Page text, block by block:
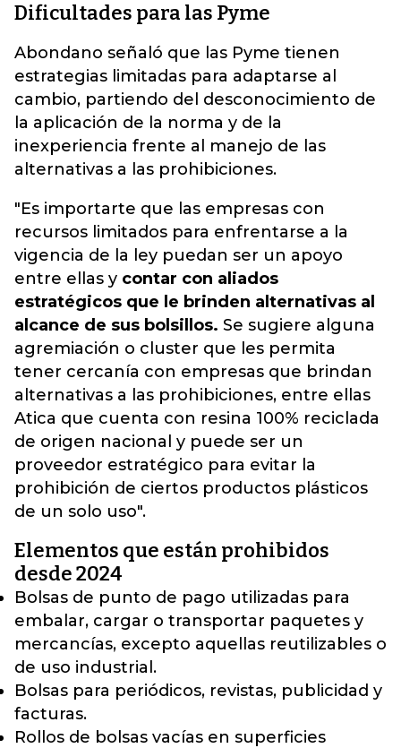
Dificultades para las Pyme
Abondano señaló que las Pyme tienen
estrategias limitadas para adaptarse al
cambio, partiendo del desconocimiento de
la aplicación de la norma y de la
inexperiencia frente al manejo de las
alternativas a las prohibiciones.
"Es importarte que las empresas con
recursos limitados para enfrentarse a la
vigencia de la ley puedan ser un apoyo
entre ellas y contar con aliados
estratégicos que le brinden alternativas al
alcance de sus bolsillos. Se sugiere alguna
agremiación o cluster que les permita
tener cercanía con empresas que brindan
alternativas a las prohibiciones, entre ellas
Atica que cuenta con resina 100% reciclada
de origen nacional y puede ser un
proveedor estratégico para evitar la
prohibición de ciertos productos plásticos
de un solo uso".
Elementos que están prohibidos
desde 2024
Bolsas de punto de pago utilizadas para
embalar, cargar o transportar paquetes y
mercancías, excepto aquellas reutilizables o
de uso industrial.
Bolsas para periódicos, revistas, publicidad y
facturas.
Rollos de bolsas vacías en superficies